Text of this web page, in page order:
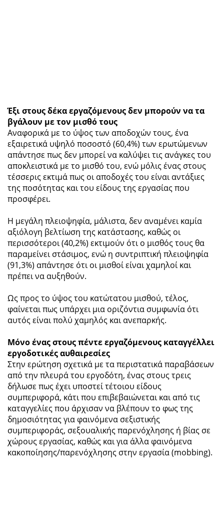
Έξι στους δέκα εργαζόμενους δεν μπορούν να τα
βγάλουν με τον μισθό τους
Αναφορικά με το ύψος των αποδοχών τους, ένα
εξαιρετικά υψηλό ποσοστό (60,4%) των ερωτώμενων
απάντησε πως δεν μπορεί να καλύψει τις ανάγκες του
αποκλειστικά με το μισθό του, ενώ μόλις ένας στους
τέσσερις εκτιμά πως οι αποδοχές του είναι αντάξιες
της ποσότητας και του είδους της εργασίας που
προσφέρει.
Η μεγάλη πλειοψηφία, μάλιστα, δεν αναμένει καμία
αξιόλογη βελτίωση της κατάστασης, καθώς οι
περισσότεροι (40,2%) εκτιμούν ότι ο μισθός τους θα
παραμείνει στάσιμος, ενώ η συντριπτική πλειοψηφία
(91,3%) απάντησε ότι οι μισθοί είναι χαμηλοί και
πρέπει να αυξηθούν.
Ως προς το ύψος του κατώτατου μισθού, τέλος,
φαίνεται πως υπάρχει μια οριζόντια συμφωνία ότι
αυτός είναι πολύ χαμηλός και ανεπαρκής.
Μόνο ένας στους πέντε εργαζόμενους καταγγέλλει
εργοδοτικές αυθαιρεσίες
Στην ερώτηση σχετικά με τα περιστατικά παραβάσεων
από την πλευρά του εργοδότη, ένας στους τρεις
δήλωσε πως έχει υποστεί τέτοιου είδους
συμπεριφορά, κάτι που επιβεβαιώνεται και από τις
καταγγελίες που άρχισαν να βλέπουν το φως της
δημοσιότητας για φαινόμενα σεξιστικής
συμπεριφοράς, σεξουαλικής παρενόχλησης ή βίας σε
χώρους εργασίας, καθώς και για άλλα φαινόμενα
κακοποίησης/παρενόχλησης στην εργασία (mobbing).